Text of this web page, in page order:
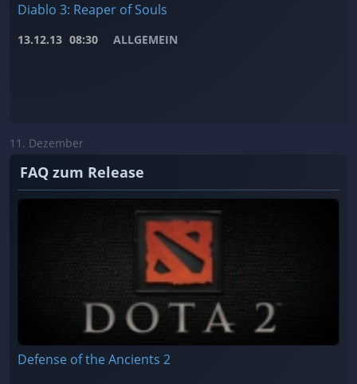
Diablo 3: Reaper of Souls
13.12.13 08:30 ALLGEMEIN
11. Dezember
FAQ zum Release
Defense of the Ancients 2